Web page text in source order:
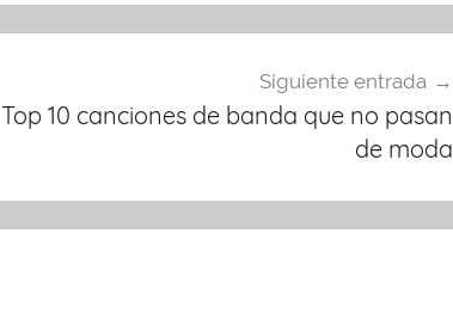
Siguiente entrada
Top 10 canciones de banda que no pasan
de moda